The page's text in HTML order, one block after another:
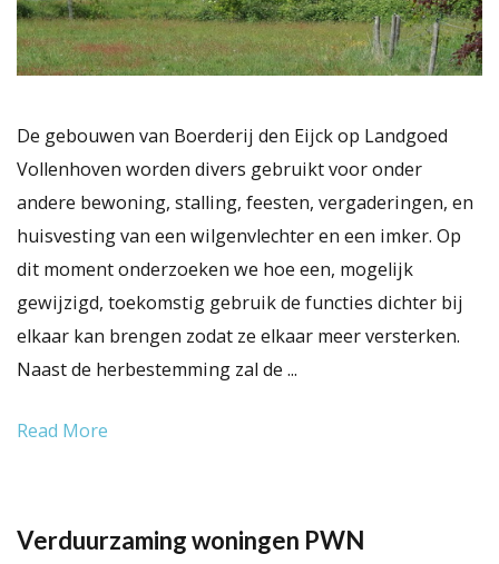
De gebouwen van Boerderij den Eijck op Landgoed
Vollenhoven worden divers gebruikt voor onder
andere bewoning, stalling, feesten, vergaderingen, en
huisvesting van een wilgenvlechter en een imker. Op
dit moment onderzoeken we hoe een, mogelijk
gewijzigd, toekomstig gebruik de functies dichter bij
elkaar kan brengen zodat ze elkaar meer versterken.
Naast de herbestemming zal de ...
Read More
Verduurzaming woningen PWN